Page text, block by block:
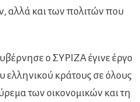
αλλά και των πολιτών που
ο ΣΥΡΙΖΑ έγινε έργο
ελληνικού κράτους σε όλους
των οικονομικών και τη